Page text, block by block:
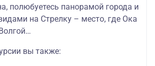
полюбуетесь панорамой города и
на Стрелку – место, где Ока
вы также: